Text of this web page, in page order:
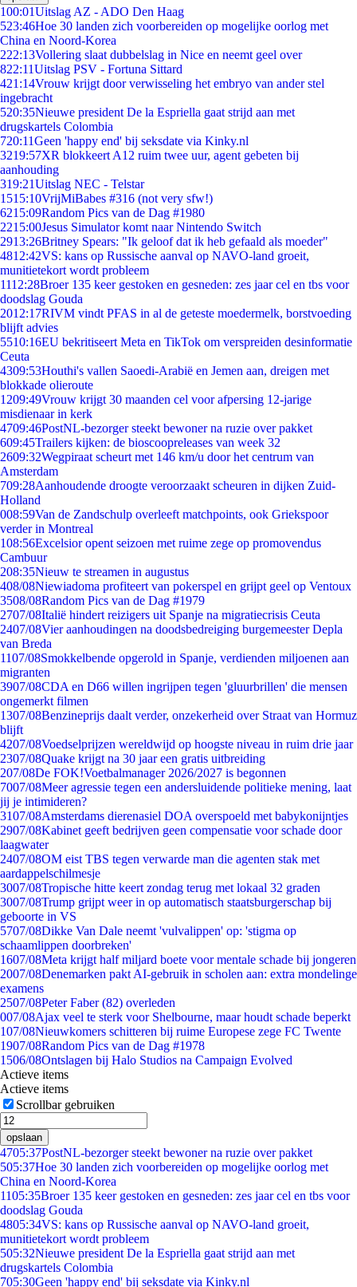
100:01Uitslag AZ - ADO Den Haag
523:46Hoe 30 landen zich voorbereiden op mogelijke oorlog met
China en Noord-Korea
222:13Vollering slaat dubbelslag in Nice en neemt geel over
822:11Uitslag PSV - Fortuna Sittard
421:14Vrouw krijgt door verwisseling het embryo van ander stel
ingebracht
520:35Nieuwe president De la Espriella gaat strijd aan met
drugskartels Colombia
720:11Geen 'happy end' bij seksdate via Kinky.nl
3219:57XR blokkeert A12 ruim twee uur, agent gebeten bij
aanhouding
319:21Uitslag NEC - Telstar
1515:10VrijMiBabes #316 (not very sfw!)
6215:09Random Pics van de Dag #1980
2215:00Jesus Simulator komt naar Nintendo Switch
2913:26Britney Spears: "Ik geloof dat ik heb gefaald als moeder"
4812:42VS: kans op Russische aanval op NAVO-land groeit,
munitietekort wordt probleem
1112:28Broer 135 keer gestoken en gesneden: zes jaar cel en tbs voor
doodslag Gouda
2012:17RIVM vindt PFAS in al de geteste moedermelk, borstvoeding
blijft advies
5510:16EU bekritiseert Meta en TikTok om verspreiden desinformatie
Ceuta
4309:53Houthi's vallen Saoedi-Arabië en Jemen aan, dreigen met
blokkade olieroute
1209:49Vrouw krijgt 30 maanden cel voor afpersing 12-jarige
misdienaar in kerk
4709:46PostNL-bezorger steekt bewoner na ruzie over pakket
609:45Trailers kijken: de bioscoopreleases van week 32
2609:32Wegpiraat scheurt met 146 km/u door het centrum van
Amsterdam
709:28Aanhoudende droogte veroorzaakt scheuren in dijken Zuid-
Holland
008:59Van de Zandschulp overleeft matchpoints, ook Griekspoor
verder in Montreal
108:56Excelsior opent seizoen met ruime zege op promovendus
Cambuur
208:35Nieuw te streamen in augustus
408/08Niewiadoma profiteert van pokerspel en grijpt geel op Ventoux
3508/08Random Pics van de Dag #1979
2707/08Italië hindert reizigers uit Spanje na migratiecrisis Ceuta
2407/08Vier aanhoudingen na doodsbedreiging burgemeester Depla
van Breda
1107/08Smokkelbende opgerold in Spanje, verdienden miljoenen aan
migranten
3907/08CDA en D66 willen ingrijpen tegen 'gluurbrillen' die mensen
ongemerkt filmen
1307/08Benzineprijs daalt verder, onzekerheid over Straat van Hormuz
blijft
4207/08Voedselprijzen wereldwijd op hoogste niveau in ruim drie jaar
2307/08Quake krijgt na 30 jaar een gratis uitbreiding
207/08De FOK!Voetbalmanager 2026/2027 is begonnen
7007/08Meer agressie tegen een andersluidende politieke mening, laat
jij je intimideren?
3107/08Amsterdams dierenasiel DOA overspoeld met babykonijntjes
2907/08Kabinet geeft bedrijven geen compensatie voor schade door
laagwater
2407/08OM eist TBS tegen verwarde man die agenten stak met
aardappelschilmesje
3007/08Tropische hitte keert zondag terug met lokaal 32 graden
3007/08Trump grijpt weer in op automatisch staatsburgerschap bij
geboorte in VS
5707/08Dikke Van Dale neemt 'vulvalippen' op: 'stigma op
schaamlippen doorbreken'
1607/08Meta krijgt half miljard boete voor mentale schade bij jongeren
2007/08Denemarken pakt AI-gebruik in scholen aan: extra mondelinge
examens
2507/08Peter Faber (82) overleden
007/08Ajax veel te sterk voor Shelbourne, maar houdt schade beperkt
107/08Nieuwkomers schitteren bij ruime Europese zege FC Twente
1907/08Random Pics van de Dag #1978
1506/08Ontslagen bij Halo Studios na Campaign Evolved
Actieve items
Actieve items
Scrollbar gebruiken
opslaan
4705:37PostNL-bezorger steekt bewoner na ruzie over pakket
505:37Hoe 30 landen zich voorbereiden op mogelijke oorlog met
China en Noord-Korea
1105:35Broer 135 keer gestoken en gesneden: zes jaar cel en tbs voor
doodslag Gouda
4805:34VS: kans op Russische aanval op NAVO-land groeit,
munitietekort wordt probleem
505:32Nieuwe president De la Espriella gaat strijd aan met
drugskartels Colombia
705:30Geen 'happy end' bij seksdate via Kinky.nl